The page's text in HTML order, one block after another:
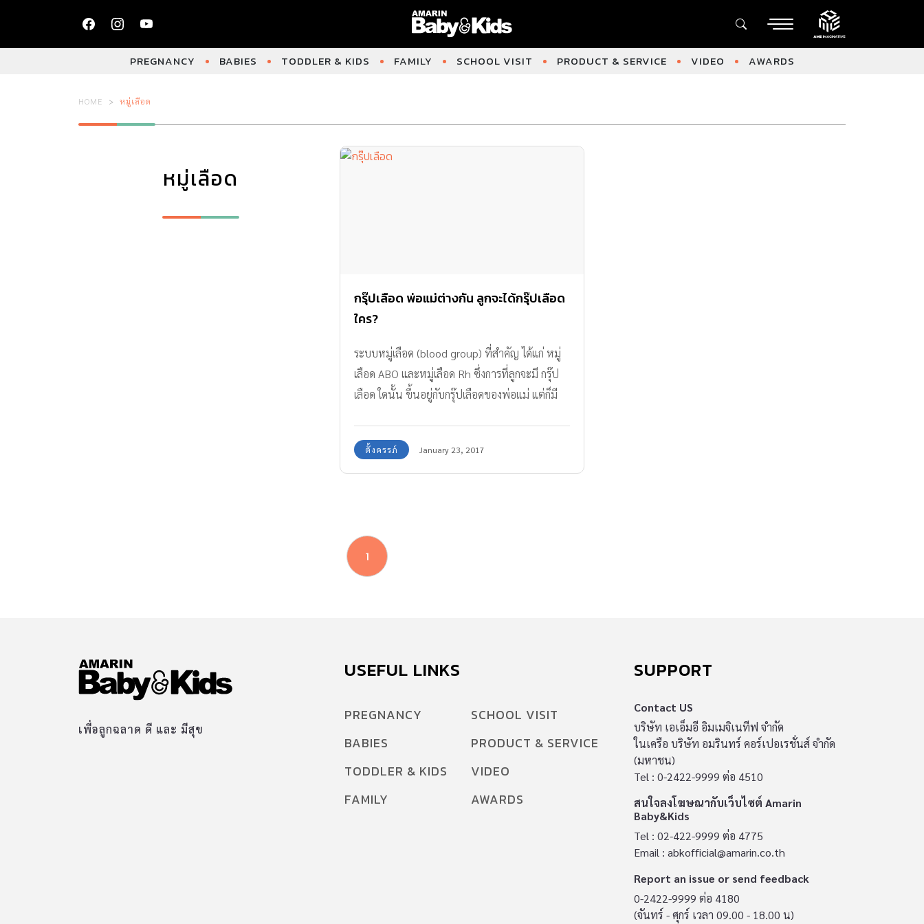
PREGNANCY BABIES TODDLER & KIDS FAMILY SCHOOL VISIT PRODUCT & SERVICE VIDEO AWARDS
HOME หมู่เลือด
หมู่เลือด
กรุ๊ปเลือด พ่อแม่ต่างกัน ลูกจะได้กรุ๊ปเลือด
ใคร?
ระบบหมู่เลือด (blood group) ที่สำคัญ ได้แก่ หมู่
เลือด ABO และหมู่เลือด Rh ซึ่งการที่ลูกจะมี กรุ๊ป
เลือด ใดนั้น ขึ้นอยู่กับกรุ๊ปเลือดของพ่อแม่ แต่ก็มี
มาทำลายเม็ดเลือดแดงของลูก อาจเป็นอันตรายถึง
ชีวิตลูกได้
ตั้งครรภ์ January 23, 2017
1
เพื่อลูกฉลาด ดี และ มีสุข
USEFUL LINKS
PREGNANCY
BABIES
TODDLER & KIDS
FAMILY
SCHOOL VISIT
PRODUCT & SERVICE
VIDEO
AWARDS
SUPPORT
Contact US
บริษัท เอเอ็มอี อิมเมจิเนทีฟ จำกัด
ในเครือ บริษัท อมรินทร์ คอร์เปอเรชั่นส์ จำกัด
(มหาชน)
Tel : 0-2422-9999 ต่อ 4510
สนใจลงโฆษณากับเว็บไซต์ Amarin
Baby&Kids
Tel : 02-422-9999 ต่อ 4775
Email : abkofficial@amarin.co.th
Report an issue or send feedback
0-2422-9999 ต่อ 4180
(จันทร์ - ศุกร์ เวลา 09.00 - 18.00 น)